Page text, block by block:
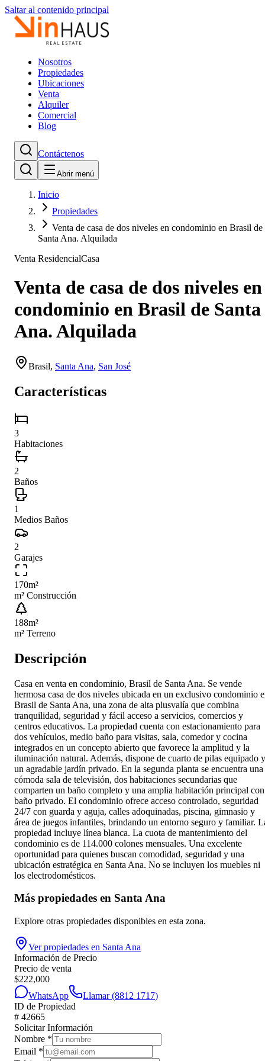
Saltar al contenido principal
Nosotros
Propiedades
Ubicaciones
Venta
Alquiler
Comercial
Blog
Contáctenos
Abrir menú
Inicio
Propiedades
Venta de casa de dos niveles en condominio en Brasil de
Santa Ana. Alquilada
Venta ResidencialCasa
Venta de casa de dos niveles en
condominio en Brasil de Santa
Ana. Alquilada
Brasil, Santa Ana, San José
Características
3
Habitaciones
2
Baños
1
Medios Baños
2
Garajes
170m²
m² Construcción
188m²
m² Terreno
Descripción
Casa en venta en condominio, Brasil de Santa Ana. Se vende
hermosa casa de dos niveles ubicada en un exclusivo condominio
Brasil de Santa Ana, una zona de alta plusvalía que combina
tranquilidad, seguridad y fácil acceso a servicios, comercios y
centros educativos. La propiedad cuenta con estacionamiento para
dos vehículos, medio baño para visitas, sala, comedor y cocina
integrados en un concepto abierto que favorece la amplitud y la
iluminación natural. Además, dispone de cuarto de pilas equipado y
un agradable jardín privado. En la segunda planta se encuentra una
cómoda sala de televisión, dos habitaciones secundarias que
comparten un baño completo y una amplia habitación principal con
baño privado. El condominio ofrece acceso controlado, seguridad
24/7 con guarda y aguja, calles adoquinadas, piscina, gimnasio y
área de juegos infantiles, brindando un entorno seguro y familiar.
propiedad incluye línea blanca. La cuota de mantenimiento del
condominio es de 114.000 colones mensuales. Una excelente
oportunidad para quienes buscan comodidad, seguridad y una
ubicación estratégica en Santa Ana. No se incluyen los muebles ni
los electrodomésticos.
Más propiedades en Santa Ana
Explore otras propiedades disponibles en esta zona.
Ver propiedades en Santa Ana
Información de Precio
Precio de venta
$222,000
WhatsApp
Llamar (8812 1717)
ID de Propiedad
# 42665
Solicitar Información
Nombre *
Email *